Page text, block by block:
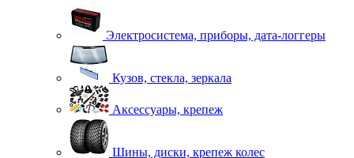
Электросистема, приборы, дата-логгеры
Кузов, стекла, зеркала
Аксессуары, крепеж
Шины, диски, крепеж колес